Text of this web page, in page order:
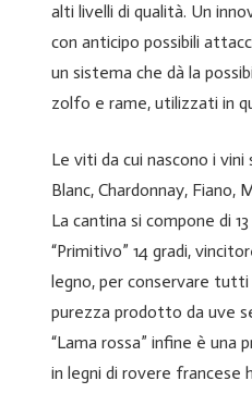
alti livelli di qualità. Un
con anticipo possibili
un sistema che dà la
zolfo e rame, utilizzati in
Le viti da cui nascono i
Blanc, Chardonnay, Fiano,
La cantina si compone di
“Primitivo” 14 gradi,
legno, per conservare tutti
purezza prodotto da uve
“Lama rossa” infine è una
in legni di rovere francese